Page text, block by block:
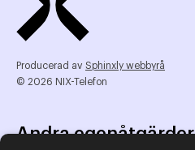
Producerad av Sphinxly webbyrå
© 2026 NIX-Telefon
Andra egenåtgärder